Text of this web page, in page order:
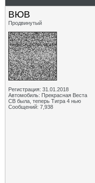
ВЮВ
Продвинутый
Регистрация: 31.01.2018
Автомобиль: Прекрасная Веста
СВ была, теперь Тигра 4 нью
Сообщений: 7,938